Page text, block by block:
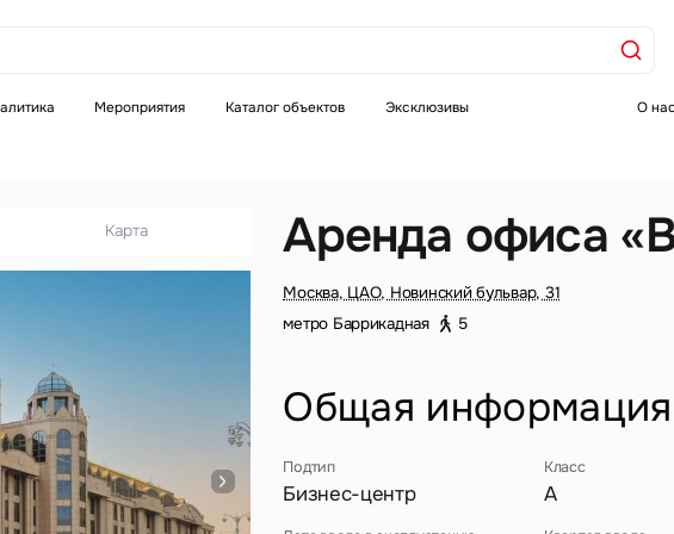
Мероприятия Каталог объектов Эксклюзивы О нас
Аренда офиса
Москва, ЦАО, Новинский бульвар, 31
метро Баррикадная
5
Общая информация
Подтип
Бизнес-центр
Класс
A
Карта
звонок
Это обязательное поле
поле